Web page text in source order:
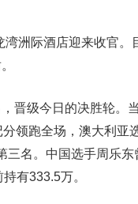
洲际酒店迎来收官。
晋级今日的决胜轮。
领跑全场，澳大利亚
名。中国选手周乐
有333.5万。